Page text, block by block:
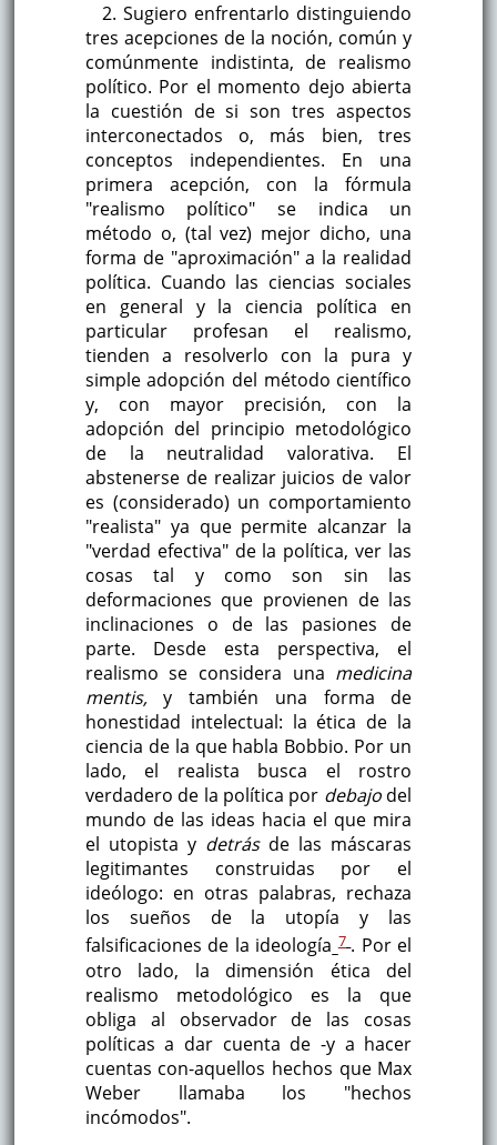
2. Sugiero enfrentarlo distinguiendo
tres acepciones de la noción, común y
comúnmente indistinta, de realismo
político. Por el momento dejo abierta
la cuestión de si son tres aspectos
interconectados o, más bien, tres
conceptos independientes. En una
primera acepción, con la fórmula
"realismo político" se indica un
método o, (tal vez) mejor dicho, una
forma de "aproximación" a la realidad
política. Cuando las ciencias sociales
en general y la ciencia política en
particular profesan el realismo,
tienden a resolverlo con la pura y
simple adopción del método científico
y, con mayor precisión, con la
adopción del principio metodológico
de la neutralidad valorativa. El
abstenerse de realizar juicios de valor
es (considerado) un comportamiento
"realista" ya que permite alcanzar la
"verdad efectiva" de la política, ver las
cosas tal y como son sin las
deformaciones que provienen de las
inclinaciones o de las pasiones de
parte. Desde esta perspectiva, el
realismo se considera una medicina
mentis,y también una forma de
honestidad intelectual: la ética de la
ciencia de la que habla Bobbio. Por un
lado, el realista busca el rostro
verdadero de la política por debajodel
mundo de las ideas hacia el que mira
el utopista y detrásde las máscaras
legitimantes construidas por el
ideólogo: en otras palabras, rechaza
los sueños de la utopía y las
falsificaciones de la ideología 7 . Por el
otro lado, la dimensión ética del
realismo metodológico es la que
obliga al observador de las cosas
políticas a dar cuenta de -y a hacer
cuentas con-aquellos hechos que Max
Weber llamaba los "hechos
incómodos".